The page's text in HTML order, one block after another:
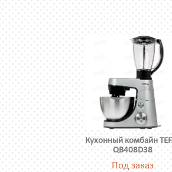
Кухонный комбайн
QB408D38
Под заказ